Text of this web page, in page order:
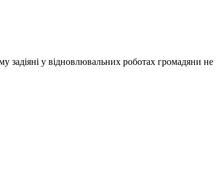
задіяні у відновлювальних роботах громадяни не